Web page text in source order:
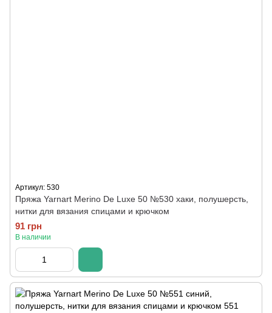
Артикул: 530
Пряжа Yarnart Merino De Luxe 50 №530 хаки, полушерсть,
нитки для вязания спицами и крючком
91 грн
В наличии